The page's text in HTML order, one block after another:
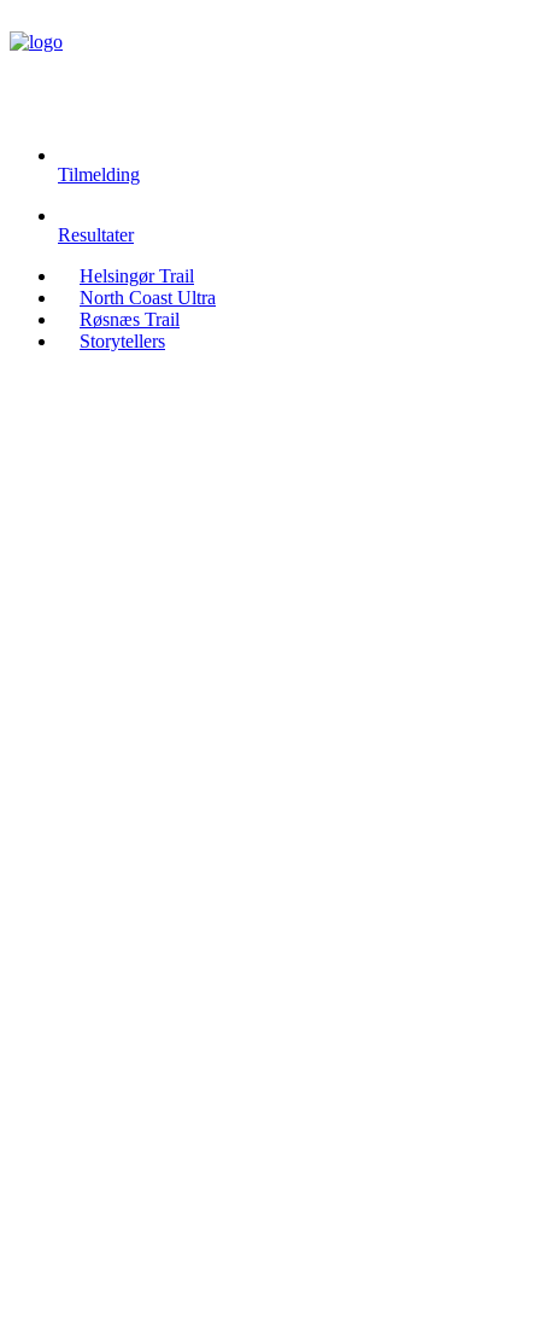
Tilmelding
Resultater
Helsingør Trail
North Coast Ultra
Røsnæs Trail
Storytellers